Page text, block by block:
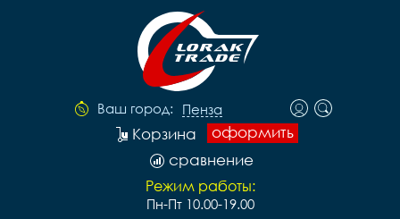
Ваш город: Пенза
оформить
Корзина
сравнение
Режим работы:
Пн-Пт 10.00-19.00